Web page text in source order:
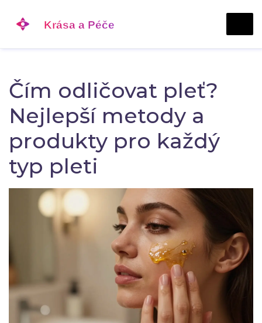
Čím odličovat pleť?
Nejlepší metody a
produkty pro každý
typ pleti